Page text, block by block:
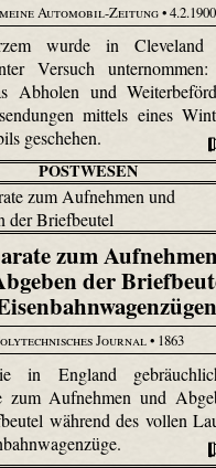
Automobil-Zeitung• 4.2.1900
wurde in Cleveland
Versuch
Abholen und
mittels eines
geschehen.
POSTWESEN
zum
der
Journal• 1863
in England
zum Aufnehmen und
während des vollen